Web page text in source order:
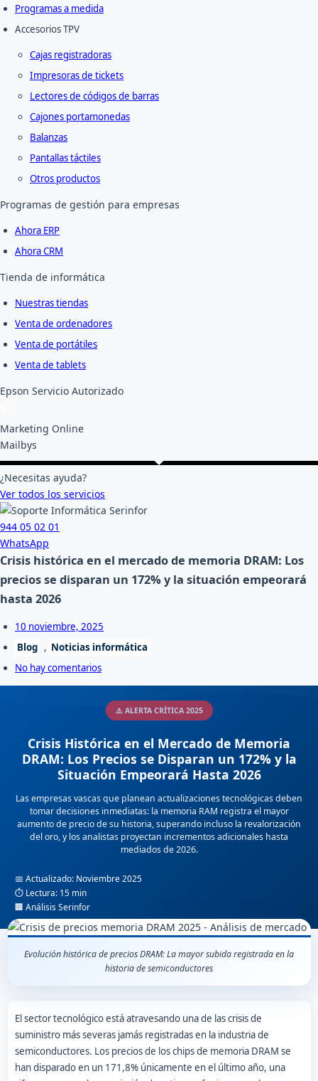
Programas a medida
Accesorios TPV
Cajas registradoras
Impresoras de tickets
Lectores de códigos de barras
Cajones portamonedas
Balanzas
Pantallas táctiles
Otros productos
Programas de gestión para empresas
Ahora ERP
Ahora CRM
Tienda de informática
Nuestras tiendas
Venta de ordenadores
Venta de portátiles
Venta de tablets
Epson Servicio Autorizado
Marketing Online
Mailbys
¿Necesitas ayuda?
Ver todos los servicios
944 05 02 01
WhatsApp
Crisis histórica en el mercado de memoria DRAM: Los
precios se disparan un 172% y la situación empeorará
hasta 2026
10 noviembre, 2025
Blog , Noticias informática
No hay comentarios
⚠️ ALERTA CRÍTICA 2025
Crisis Histórica en el Mercado de Memoria
DRAM: Los Precios se Disparan un 172% y la
Situación Empeorará Hasta 2026
Las empresas vascas que planean actualizaciones tecnológicas deben
tomar decisiones inmediatas: la memoria RAM registra el mayor
aumento de precio de su historia, superando incluso la revalorización
del oro, y los analistas proyectan incrementos adicionales hasta
mediados de 2026.
📅 Actualizado: Noviembre 2025
⏱️ Lectura: 15 min
🏢 Análisis Serinfor
Evolución histórica de precios DRAM: La mayor subida registrada en la
historia de semiconductores
El sector tecnológico está atravesando una de las crisis de
suministro más severas jamás registradas en la industria de
semiconductores. Los precios de los chips de memoria DRAM se
han disparado en un 171,8% únicamente en el último año, una